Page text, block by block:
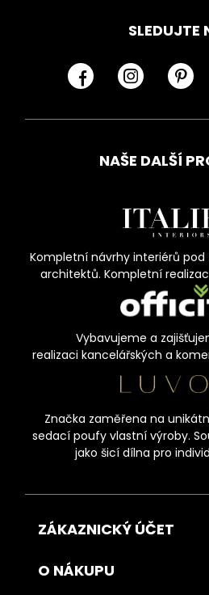
SLEDUJTE
NAŠE DALŠÍ
Kompletní návrhy interiérů
architektů. Kompletní
Vybavujeme a
realizaci kancelářských a
Značka zaměřena na
sedací poufy vlastní výroby.
jako šicí dílna pro
ZÁKAZNICKÝ ÚČET
O NÁKUPU